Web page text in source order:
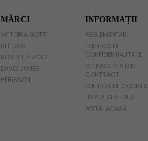
MĂRCI
VITTORIA GOTTI
BEE BAG
ROBERTO RICCI
DAVID JONES
HERISSON
INFORMAȚII
REGLEMENTĂRI
POLITICA DE
CONFIDENȚIALITATE
RETRAGEREA DIN
CONTRACT
POLITICA DE COOKIES
HARTA SITE-ULUI
#STAI ACASĂ